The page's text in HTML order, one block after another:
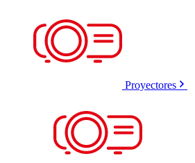
Proyectores